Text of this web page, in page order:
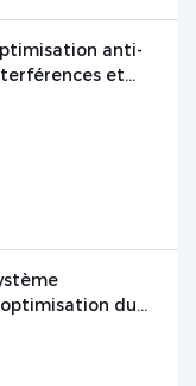
anti-
et
du